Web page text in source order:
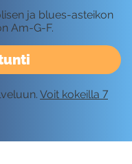
ja blues-asteikon
Am-G-F.
Voit kokeilla 7